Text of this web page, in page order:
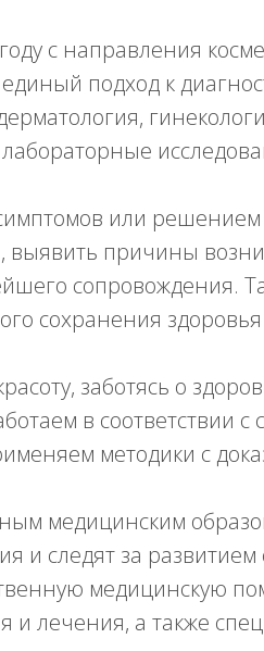
с направления
подход к
или решением
выявить причины
сопровождения.
сохранения
заботясь о
в соответствии
методики с
медицинским
и следят за
медицинскую
и лечения, а также